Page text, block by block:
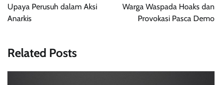
Upaya Perusuh dalam Aksi
Anarkis
Warga Waspada Hoaks dan
Provokasi Pasca Demo
Related Posts